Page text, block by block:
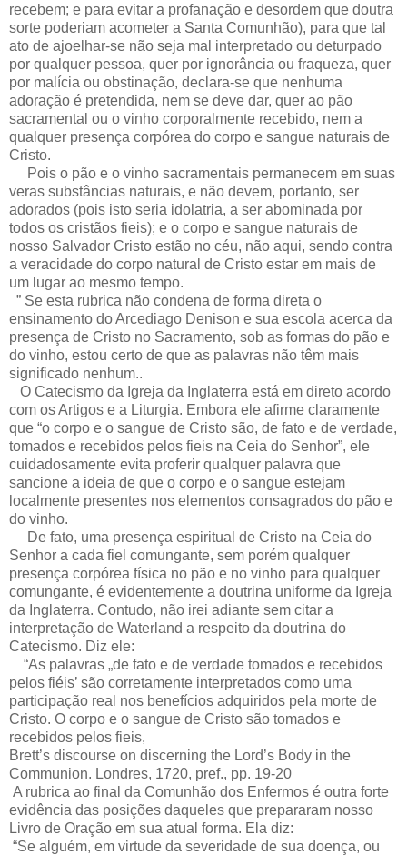
recebem; e para evitar a profanação e desordem que doutra
sorte poderiam acometer a Santa Comunhão), para que tal
ato de ajoelhar-se não seja mal interpretado ou deturpado
por qualquer pessoa, quer por ignorância ou fraqueza, quer
por malícia ou obstinação, declara-se que nenhuma
adoração é pretendida, nem se deve dar, quer ao pão
sacramental ou o vinho corporalmente recebido, nem a
qualquer presença corpórea do corpo e sangue naturais de
Cristo.
Pois o pão e o vinho sacramentais permanecem em suas
veras substâncias naturais, e não devem, portanto, ser
adorados (pois isto seria idolatria, a ser abominada por
todos os cristãos fieis); e o corpo e sangue naturais de
nosso Salvador Cristo estão no céu, não aqui, sendo contra
a veracidade do corpo natural de Cristo estar em mais de
um lugar ao mesmo tempo.
” Se esta rubrica não condena de forma direta o
ensinamento do Arcediago Denison e sua escola acerca da
presença de Cristo no Sacramento, sob as formas do pão e
do vinho, estou certo de que as palavras não têm mais
significado nenhum..
O Catecismo da Igreja da Inglaterra está em direto acordo
com os Artigos e a Liturgia. Embora ele afirme claramente
que “o corpo e o sangue de Cristo são, de fato e de verdade,
tomados e recebidos pelos fieis na Ceia do Senhor”, ele
cuidadosamente evita proferir qualquer palavra que
sancione a ideia de que o corpo e o sangue estejam
localmente presentes nos elementos consagrados do pão e
do vinho.
De fato, uma presença espiritual de Cristo na Ceia do
Senhor a cada fiel comungante, sem porém qualquer
presença corpórea física no pão e no vinho para qualquer
comungante, é evidentemente a doutrina uniforme da Igreja
da Inglaterra. Contudo, não irei adiante sem citar a
interpretação de Waterland a respeito da doutrina do
Catecismo. Diz ele:
“As palavras „de fato e de verdade tomados e recebidos
pelos fiéis’ são corretamente interpretados como uma
participação real nos benefícios adquiridos pela morte de
Cristo. O corpo e o sangue de Cristo são tomados e
recebidos pelos fieis,
Brett’s discourse on discerning the Lord’s Body in the
Communion. Londres, 1720, pref., pp. 19-20
A rubrica ao final da Comunhão dos Enfermos é outra forte
evidência das posições daqueles que prepararam nosso
Livro de Oração em sua atual forma. Ela diz:
“Se alguém, em virtude da severidade de sua doença, ou